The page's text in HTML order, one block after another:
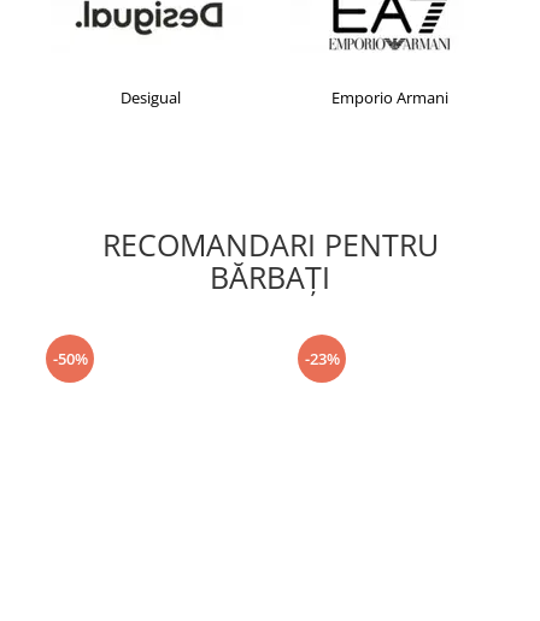
Desigual Emporio Armani
RECOMANDARI PENTRU
BĂRBAŢI
-50% -23%